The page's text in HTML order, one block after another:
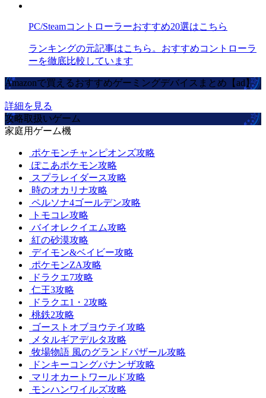
PC/Steamコントローラーおすすめ20選はこちら
ランキングの元記事はこちら。おすすめコントローラ
ーを徹底比較しています
Amazonで買えるおすすめゲーミングデバイスまとめ【ad】
詳細を見る
攻略取扱いゲーム
家庭用ゲーム機
ポケモンチャンピオンズ攻略
ぽこあポケモン攻略
スプラレイダース攻略
時のオカリナ攻略
ペルソナ4ゴールデン攻略
トモコレ攻略
バイオレクイエム攻略
紅の砂漠攻略
デイモン&ベイビー攻略
ポケモンZA攻略
ドラクエ7攻略
仁王3攻略
ドラクエ1・2攻略
桃鉄2攻略
ゴーストオブヨウテイ攻略
メタルギアデルタ攻略
牧場物語 風のグランドバザール攻略
ドンキーコングバナンザ攻略
マリオカートワールド攻略
モンハンワイルズ攻略